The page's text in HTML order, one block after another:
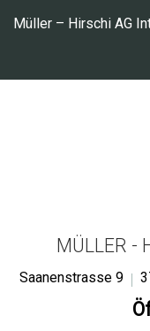
Inhalt
Müller – Hirschi AG
MÜLLER -
Saanenstrasse 9